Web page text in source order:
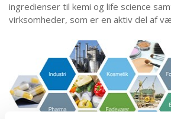
ingredienser til kemi og life science
virksomheder, som er en aktiv del af